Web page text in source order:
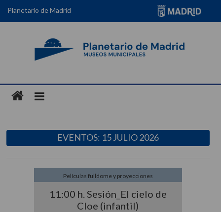
Planetario de Madrid
EVENTOS: 15 JULIO 2026
11:00 h. Sesión_El cielo de
Cloe (infantil)
Películas fulldome y proyecciones